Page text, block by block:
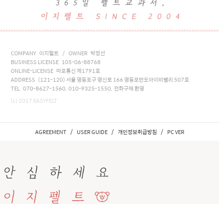
COMPANY 이지펠트 / OWNER 박정선
BUSINESS LICENSE 105-06-88768
ONLINE-LICENSE 마포통신 제1791호
ADDRESS (121-120) 서울 영등포구 영신로 166 영등포반도아이비밸리 507호
TEL 070-8627-1560, 010-9325-1550, 전화구매 환영
(c) 2017 EASYFELT
AGREEMENT / USER GUIDE / 개인정보취급방침 / PC VER